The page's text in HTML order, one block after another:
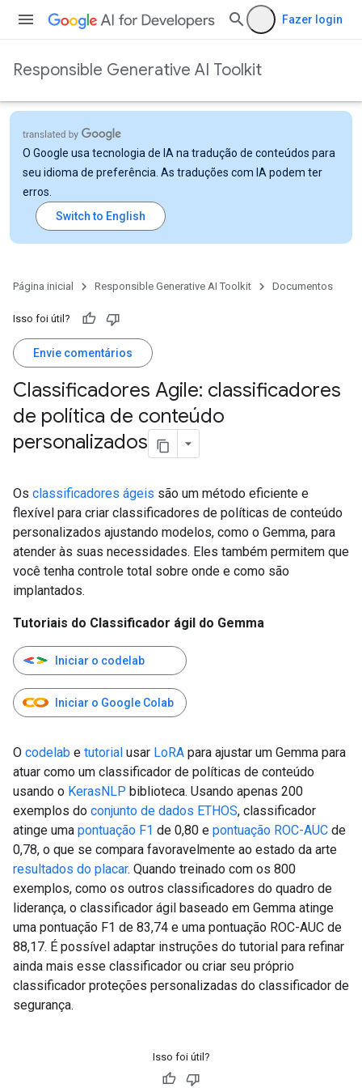
Fazer login
Responsible Generative AI Toolkit
O Google usa tecnologia de IA na tradução de conteúdos para
seu idioma de preferência. As traduções com IA podem ter
erros.
Página inicial Responsible Generative AI Toolkit Documentos
Isso foi útil?
Envie comentários
Classificadores Agile: classificadores
de política de conteúdo
personalizados
Os classificadores ágeis são um método eficiente e
flexível para criar classificadores de políticas de conteúdo
personalizados ajustando modelos, como o Gemma, para
atender às suas necessidades. Eles também permitem que
você tenha controle total sobre onde e como são
implantados.
Tutoriais do Classificador ágil do Gemma
Iniciar o codelab
Iniciar o Google Colab
O codelab e tutorial usar LoRA para ajustar um Gemma para
atuar como um classificador de políticas de conteúdo
usando o KerasNLP biblioteca. Usando apenas 200
exemplos do conjunto de dados ETHOS, classificador
atinge uma pontuação F1 de 0,80 e pontuação ROC-AUC de
0,78, o que se compara favoravelmente ao estado da arte
resultados do placar. Quando treinado com os 800
exemplos, como os outros classificadores do quadro de
liderança, o classificador ágil baseado em Gemma atinge
uma pontuação F1 de 83,74 e uma pontuação ROC-AUC de
88,17. É possível adaptar instruções do tutorial para refinar
ainda mais esse classificador ou criar seu próprio
classificador proteções personalizadas do classificador de
segurança.
Isso foi útil?